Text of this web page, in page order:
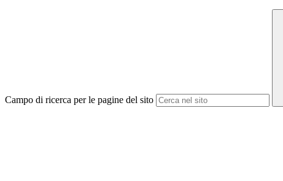
Campo di ricerca per le pagine del sito